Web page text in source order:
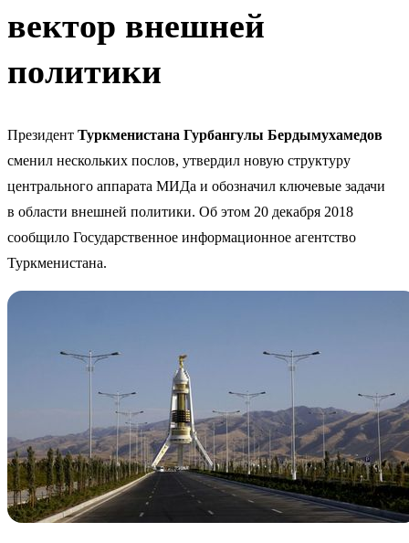
вектор внешней
политики
Президент Туркменистана Гурбангулы Бердымухамедов
сменил нескольких послов, утвердил новую структуру
центрального аппарата МИДа и обозначил ключевые задачи
в области внешней политики. Об этом 20 декабря 2018
сообщило Государственное информационное агентство
Туркменистана.